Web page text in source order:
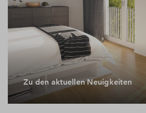
Zu den aktuellen Neuigkeiten